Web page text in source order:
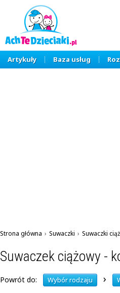
Artykuły Baza usług
Strona główna › Suwaczki › Suwaczki
Suwaczek ciążowy -
Powrót do: Wybór rodzaju ›